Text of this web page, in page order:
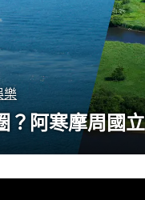
樂
？阿寒摩周國